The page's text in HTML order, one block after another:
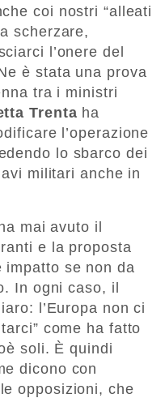
coi nostri “alleati
scherzare,
l’onere del
è stata una prova
tra i ministri
Trenta ha
l’operazione
lo sbarco dei
militari anche in
mai avuto il
e la proposta
impatto se non da
In ogni caso, il
l’Europa non ci
come ha fatto
soli. È quindi
dicono con
opposizioni, che